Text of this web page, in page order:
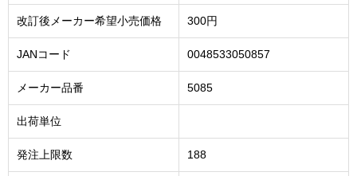
改訂後メーカー希望小売価格 300円
JANコード 0048533050857
メーカー品番 5085
出荷単位
発注上限数 188